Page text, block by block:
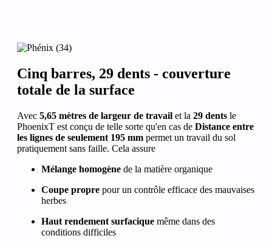
Cinq barres, 29 dents - couverture
totale de la surface
Avec 5,65 mètres de largeur de travail et la 29 dents le
PhoenixT est conçu de telle sorte qu'en cas de Distance entre
les lignes de seulement 195 mm permet un travail du sol
pratiquement sans faille. Cela assure
Mélange homogène de la matière organique
Coupe propre pour un contrôle efficace des mauvaises
herbes
Haut rendement surfacique même dans des
conditions difficiles